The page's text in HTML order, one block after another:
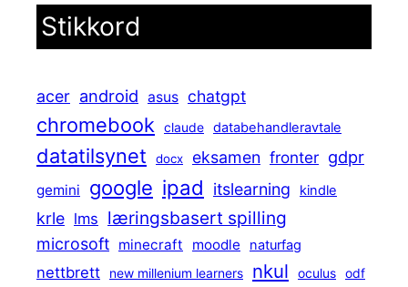
Stikkord
acer android asus chatgpt
chromebook claude databehandleravtale
datatilsynet docx eksamen fronter gdpr
gemini google ipad itslearning kindle
krle lms læringsbasert spilling
microsoft minecraft moodle naturfag
nettbrett new millenium learners nkul oculus odf